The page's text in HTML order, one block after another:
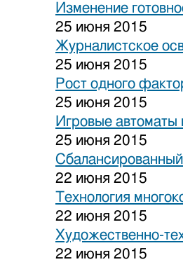
Изменение
25 июня 2015
Журналистское
25 июня 2015
Рост одного
25 июня 2015
Игровые
25 июня 2015
22 июня 2015
Технология
22 июня 2015
Художественно-
22 июня 2015